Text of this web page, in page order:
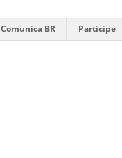
Comunica BR Participe